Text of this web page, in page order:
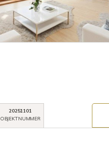
20251101
OBJEKTNUMMER